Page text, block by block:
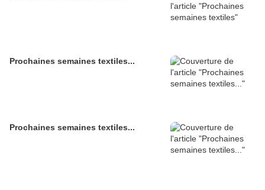
Prochaines semaines textiles...
Prochaines semaines textiles...